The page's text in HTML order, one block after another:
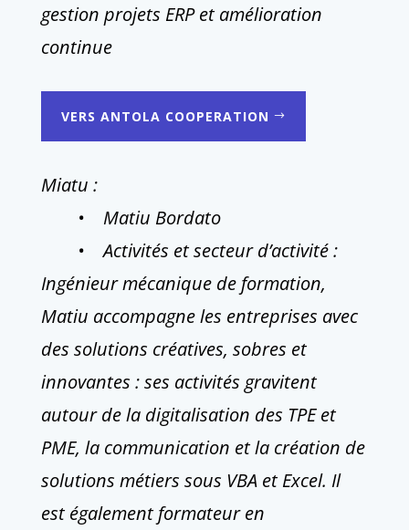
gestion projets ERP et amélioration
continue
VERS ANTOLA COOPERATION
Miatu :
• Matiu Bordato
• Activités et secteur d’activité :
Ingénieur mécanique de formation,
Matiu accompagne les entreprises avec
des solutions créatives, sobres et
innovantes : ses activités gravitent
autour de la digitalisation des TPE et
PME, la communication et la création de
solutions métiers sous VBA et Excel. Il
est également formateur en